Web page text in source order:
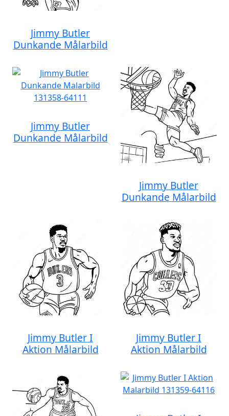
Jimmy Butler
Dunkande Målarbild
Jimmy Butler
Dunkande Målarbild
Jimmy Butler
Dunkande Målarbild
Jimmy Butler I
Aktion Målarbild
Jimmy Butler I
Aktion Målarbild